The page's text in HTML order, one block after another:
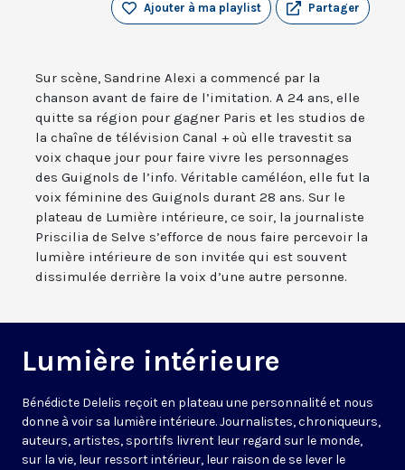
Partager
Ajouter à ma playlist
Sur scène, Sandrine Alexi a commencé par la
chanson avant de faire de l’imitation. A 24 ans, elle
quitte sa région pour gagner Paris et les studios de
la chaîne de télévision Canal + où elle travestit sa
voix chaque jour pour faire vivre les personnages
des Guignols de l’info. Véritable caméléon, elle fut la
voix féminine des Guignols durant 28 ans. Sur le
plateau de Lumière intérieure, ce soir, la journaliste
Priscilia de Selve s’efforce de nous faire percevoir la
lumière intérieure de son invitée qui est souvent
dissimulée derrière la voix d’une autre personne.
Lumière intérieure
Bénédicte Delelis reçoit en plateau une personnalité et nous
donne à voir sa lumière intérieure. Journalistes, chroniqueurs,
auteurs, artistes, sportifs livrent leur regard sur le monde,
sur la vie, leur ressort intérieur, leur raison de se lever le